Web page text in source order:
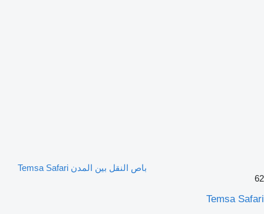
باص النقل بين المدن Temsa Safari
62
Temsa Safari